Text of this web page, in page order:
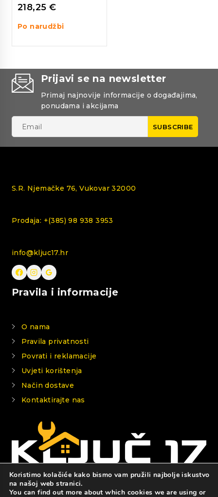
218,25 €
Po narudžbi
Prijavi se na newsletter
Primaj najnovije informacije o događajima,
ponudama i akcijama
S.R. Njemačke 76, Vukovar 32000
Prodaja: +(385) 98 938 3953
info@kljuc17.hr
Pravila i informacije
O nama
Pravila privatnosti
Povrati i reklamacije
Uvjeti korištenja
Način dostave
Kontaktirajte nas
Koristimo kolačiće kako bismo vam pružili najbolje iskustvo
na našoj web stranici.
You can find out more about which cookies we are using or